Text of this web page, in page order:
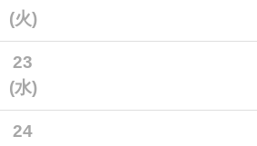
(火)
23
(水)
24